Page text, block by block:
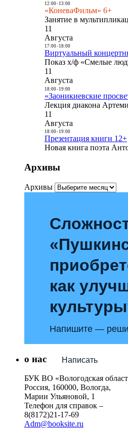
12:00- 13:00
«КоневаФильм» 6+
Занятие в
11
Августа
17:00- 18:00
Виртуальный
Показ х/ф «Смелые
11
Августа
18:00- 19:00
«Заоникиевские
Лекция диакона
11
Августа
18:00- 19:00
Презентация книги 12+
Новая книга поэта
Архивы
Архивы
как
Напишите —
Написать
о нас
БУК ВО «Вологодская
Россия, 160000, Вологда,
Марии Ульяновой, 1
Телефон для справок –
8(8172)21-17-69
Adm@booksite.ru